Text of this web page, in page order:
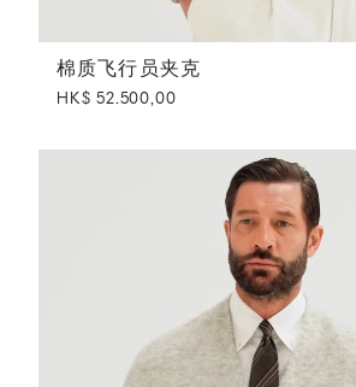
棉质飞行员夹克 深灰
棉质飞行员夹克
HK$ 52.500,00